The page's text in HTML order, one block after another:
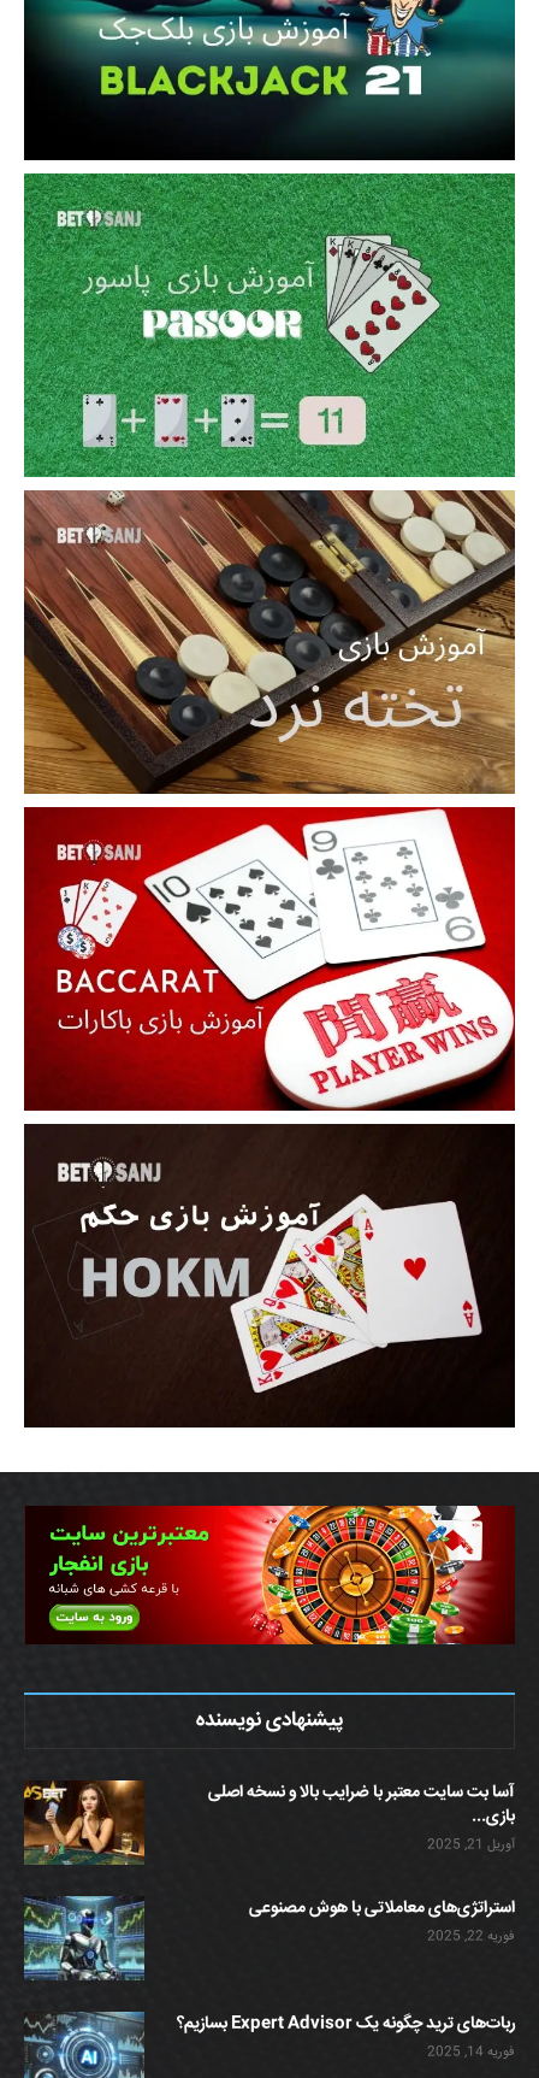
پیشنهادی نویسنده
آسا بت سایت معتبر با ضرایب بالا و نسخه اصلی
بازی...
آوریل 21, 2025
استراتژی‌های معاملاتی با هوش مصنوعی
فوریه 22, 2025
ربات‌های ترید چگونه یک Expert Advisor بسازیم؟
فوریه 14, 2025